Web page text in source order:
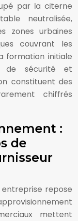
par la citerne
neutralisée,
zones urbaines
couvrant les
formation initiale
de sécurité et
constituent des
chiffrés
:
de
entreprise repose
mettent